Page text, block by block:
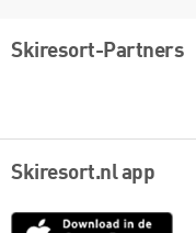
Skiresort-Partners
Skiresort.nl app
App